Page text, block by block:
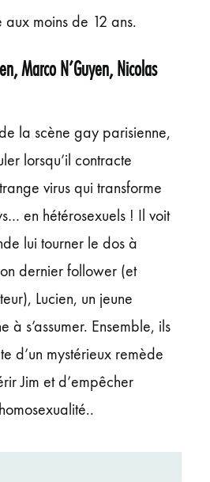
aux moins de 12 ans.
Marco N’Guyen, Nicolas
la scène gay parisienne,
lorsqu’il contracte
virus qui transforme
en hétérosexuels ! Il voit
lui tourner le dos à
dernier follower (et
Lucien, un jeune
à s’assumer. Ensemble, ils
d’un mystérieux remède
Jim et d’empêcher